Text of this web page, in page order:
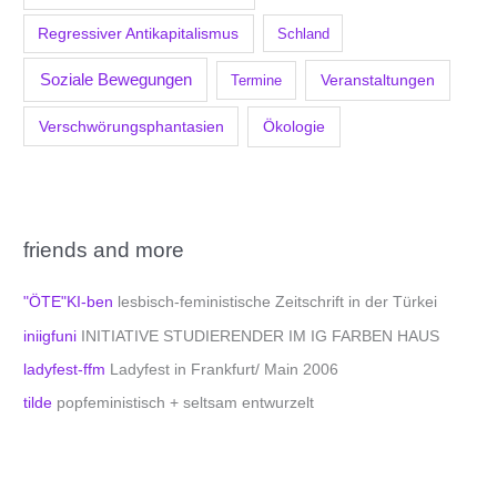
Regressiver Antikapitalismus Schland
Soziale Bewegungen Termine Veranstaltungen
Verschwörungsphantasien Ökologie
friends and more
"ÖTE"KI-ben lesbisch-feministische Zeitschrift in der Türkei
iniigfuni INITIATIVE STUDIERENDER IM IG FARBEN HAUS
ladyfest-ffm Ladyfest in Frankfurt/ Main 2006
tilde popfeministisch + seltsam entwurzelt